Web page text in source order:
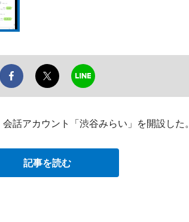
話アカウント「渋谷みらい」を開設した。
記事を読む